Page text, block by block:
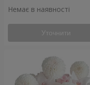
Немає в наявності
Уточнити